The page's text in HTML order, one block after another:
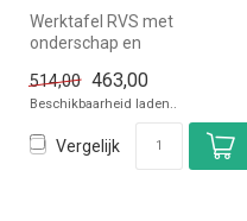
Werktafel RVS met
onderschap en
88(H)x140x60cm | Gast...
514,00 463,00
Beschikbaarheid laden..
Vergelijk